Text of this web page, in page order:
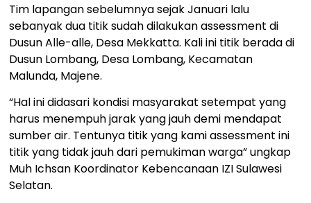
Tim lapangan sebelumnya sejak Januari lalu
sebanyak dua titik sudah dilakukan assessment di
Dusun Alle-alle, Desa Mekkatta. Kali ini titik berada di
Dusun Lombang, Desa Lombang, Kecamatan
Malunda, Majene.
“Hal ini didasari kondisi masyarakat setempat yang
harus menempuh jarak yang jauh demi mendapat
sumber air. Tentunya titik yang kami assessment ini
titik yang tidak jauh dari pemukiman warga” ungkap
Muh Ichsan Koordinator Kebencanaan IZI Sulawesi
Selatan.